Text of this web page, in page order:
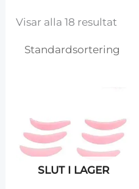
Visar alla 18 resultat
SLUT I LAGER